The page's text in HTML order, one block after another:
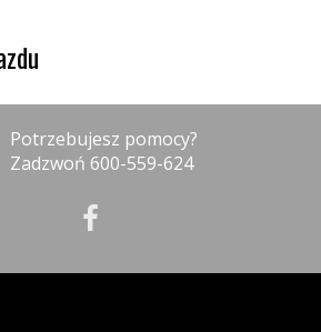
Potrzebujesz pomocy?
Zadzwoń 600-559-624